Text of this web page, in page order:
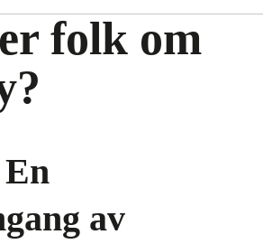
folk om
av